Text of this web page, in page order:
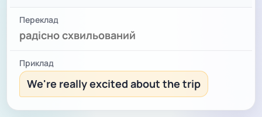
радісно схвильований
We're really excited about the trip